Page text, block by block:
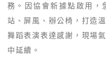
務。因協會新據點啟用，
站、屏風、辦公椅，打造
舞蹈表演表達感謝，現場
中延續。